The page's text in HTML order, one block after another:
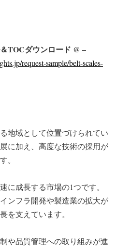
TOCダウンロード @ –
request-sample/belt-scales-
地域として位置づけられてい
に加え、高度な技術の採用が
。
に成長する市場の1つです。
ンフラ開発や製造業の拡大が
を支えています。
や品質管理への取り組みが進